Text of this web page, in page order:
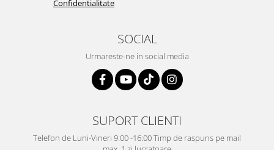
Confidentialitate
SOCIAL
Urmareste-ne in social media
SUPORT CLIENTI
Telefon de Luni-Vineri 9:00 -16:00 Timp de raspuns pe mail